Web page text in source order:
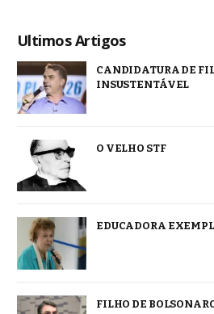
Ultimos Artigos
CANDIDATURA DE
INSUSTENTÁVEL
O VELHO STF
EDUCADORA
FILHO DE